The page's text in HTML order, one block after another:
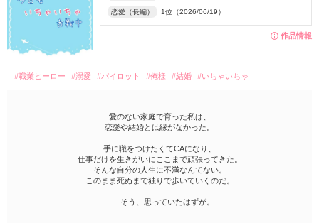
作品情報
恋愛（長編） 1位（2026/06/19）
#職業ヒーロー #溺愛 #パイロット #俺様 #結婚 #いちゃいちゃ
愛のない家庭で育った私は、
恋愛や結婚とは縁がなかった。
手に職をつけたくてCAになり、
仕事だけを生きがいにここまで頑張ってきた。
そんな自分の人生に不満なんてない。
このまま死ぬまで独りで歩いていくのだ。
――そう、思っていたはずが。